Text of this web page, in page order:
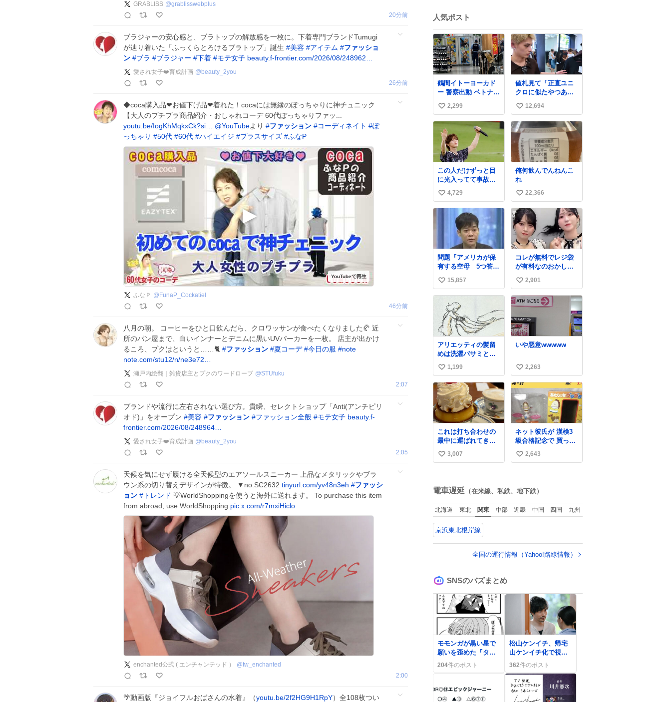
GRABLISS @grablisswebplus
20分前
ブラジャーの安心感と、ブラトップの解放感を一枚に。下着専門ブランドTumugi
が辿り着いた「ふっくらとろけるブラトップ」誕生 #美容 #アイテム #ファッショ
ン #ブラ #ブラジャー #下着 #モテ女子 beauty.f-frontier.com/2026/08/248962…
愛され女子❤️育成計画 @ beauty_2you
26分前
◆coca購入品❤お値下げ品❤着れた！cocaには無縁のぽっちゃりに神チュニック
【大人のプチプラ商品紹介・おしゃれコーデ 60代ぽっちゃりファッ...
youtu.be/IogKhMqkxCk?si…
@YouTubeより #ファッション #コーディネイト #ぽ
っちゃり #50代 #60代 #ハイエイジ #プラスサイズ #ふなP
ふなＰ @ FunaP_Cockatiel
46分前
八月の朝。 コーヒーをひと口飲んだら、クロワッサンが食べたくなりました🥐 近
所のパン屋まで、白いインナーとデニムに黒いUVパーカーを一枚。 店主が出かけ
るころ、プクはというと……🐈 #ファッション #夏コーデ #今日の服 #note
note.com/stu12/n/ne3e72…
瀬戸内絵翻｜雑貨店主とプクのワードローブ @STUfuku
2:07
ブランドや流行に左右されない選び方。貴瞬、セレクトショップ「Anti(アンチピリ
オド)」をオープン #美容 #ファッション #ファッション全般 #モテ女子 beauty.f-
frontier.com/2026/08/248964…
愛され女子❤️育成計画 @ beauty_2you
2:05
天候を気にせず履ける全天候型のエアソールスニーカー 上品なメタリックやブラ
ウン系の切り替えデザインが特徴。 ▼no.SC2632 tinyurl.com/yv48n3eh #ファッシ
ョン # トレンド 💡WorldShoppingを使うと海外に送れます。 To purchase this item
from abroad, use WorldShopping pic.x.com/r7mxiHiclo
enchanted公式 ( エンチャンテッド ） @tw_enchanted
2:00
🌴動画版『ジョイフルおばさんの水着』（youtu.be/2f2HG9H1RpY）全108枚つい
人気ポスト
鶴間イトーヨーカド
ー 警察出動 ベトナム
人の身分証チェック
を開店前に実施、店
内まで見張りにきて
ます。不法滞在者は
覚悟してお越しくだ
さい。
い
い
ね
数
2,299
値札見て「正直ユニ
クロに似たやつある
よね」とか言い出す
の好きすぎる
WWWWWWWWWW
WWW こちら側と同
じ感覚助かる🙂‍↕️🙂‍↕️
🙂‍↕️
い
い
ね
数
12,694
この人だけずっと目
に光入ってて事故画
一枚もなかったすご
い #TravisJapan #J
リーグ
い
い
4,729
俺何飲んでんねんこ
れ
い
い
ね
数
22,366
問題『アメリカが保
有する空母 5つ答え
よ』 名倉「ホンマご
めん、日本」
い
い
数
15,857
コレが無料でレジ袋
が有料なのおかしい
って
い
い
ね
数
2,901
アリエッティの髪留
めは洗濯バサミと記
述されることが多い
ですが、もっと小さ
いプラスチックのク
リップです。 バネは
使いやすいように強
度を調整してあるは
ず。
い
い
ね
数
1,199
いや悪意wwwww
い
い
ね
数
2,263
これは打ち合わせの
最中に運ばれてきて
私の理性を根こそぎ
奪い去ったプリンの
い
数
3,007
ネット彼氏が 漢検3
級合格記念で 買って
くれた.ᐟ.ᐟ🩵
い
数
2,643
電車遅延 （在来線、私鉄、地下鉄）
北海道 東北 関東 中部 近畿 中国 四国 九州
京浜東北根岸線
全国の運行情報（Yahoo!路線情報）
SNSのバズまとめ
モモンガが黒い星で
願いを歪めた『タイ
トル回収』が話題に
204件のポスト
松山ケンイチ、帰宅
山ケンイチ化で視聴
者が大爆笑「ただい
まじゃないよ」
362件のポスト